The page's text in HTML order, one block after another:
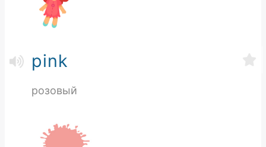
pink
розовый